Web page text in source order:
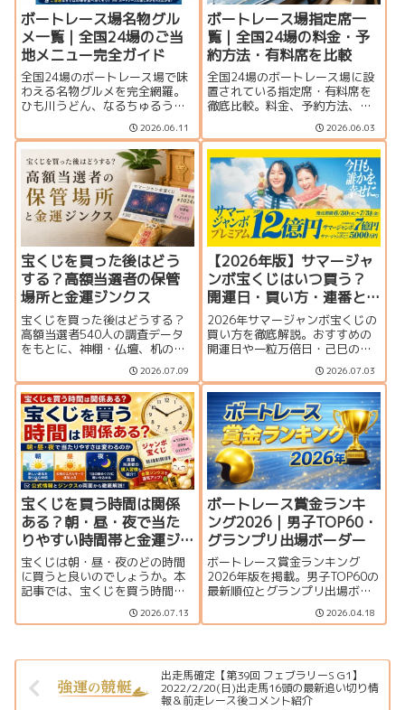
ボートレース場名物グル
メ一覧｜全国24場のご当
地メニュー完全ガイド
全国24場のボートレース場で味
わえる名物グルメを完全網羅。
ひも川うどん、なるちゅるうど
ん、多幸焼、くじらロールな
ど、ご当地メニューや編集部お
すすめランキングを紹介しま
す。
2026.06.11
ボートレース場指定席一
覧｜全国24場の料金・予
約方法・有料席を比較
全国24場のボートレース場に設
置されている指定席・有料席を
徹底比較。料金、予約方法、個
室・グループ席の有無、サービ
ス内容を一覧で紹介します。豪
華なVIPルームから格安指定席ま
で、観戦スタイルに合った座席
選びに役立つ完全ガイドです。
2026.06.03
宝くじを買った後はどう
する？高額当選者の保管
場所と金運ジンクス
宝くじを買った後はどうする？
高額当選者540人の調査データ
をもとに、神棚・仏壇、机の引
の保管場所を紹介。宝くじの置
き場所や購入後に試したい金運
ジンクス、当選確認から換金ま
での注意点も解説します。
2026.07.09
【2026年版】サマージャ
ンボ宝くじはいつ買う？
開運日・買い方・連番と
バラの違いを徹底解説
2026年サマージャンボ宝くじの
買い方を徹底解説。おすすめの
開運日や一粒万倍日・己巳の
うのがおすすめか、プレミア
ム・ミニとの比較、当せん確率
まで分かりやすく紹介します。
2026.07.03
宝くじを買う時間は関係
ある？朝・昼・夜で当た
りやすい時間帯と金運ジ
ンクスを解説
宝くじは朝・昼・夜のどの時間
に買うと良いのでしょうか。本
記事では、宝くじを買う時間と
当選確率の関係、金運アップの
ジンクス、一粒万倍日や天赦日
す。
2026.07.13
ボートレース賞金ランキ
ング2026｜男子TOP60・
グランプリ出場ボーダー
ボートレース賞金ランキング
2026年版を掲載。男子TOP60の
最新順位とグランプリ出場ボー
ダー、上位選手の優出一覧をま
とめています。
2026.04.18
出走馬確定【第39回 フェブラリーS G1】
2022/2/20(日)出走馬16頭の最新追い切り情
報＆前走レース後コメント紹介